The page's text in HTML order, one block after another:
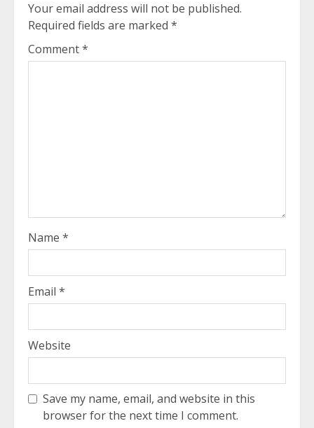
Your email address will not be published.
Required fields are marked *
Comment*
Name *
Email *
Website
Save my name, email, and website in this
browser for the next time I comment.